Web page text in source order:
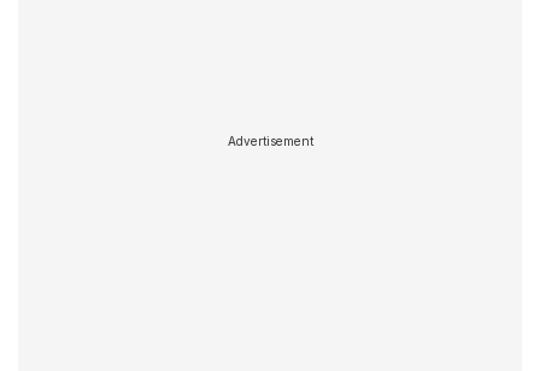
Advertisement